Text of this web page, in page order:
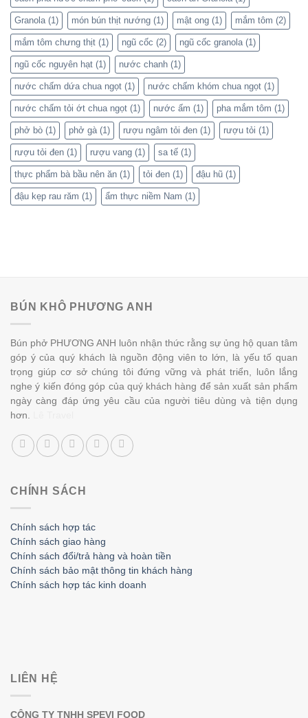
Granola(1) món bún thịt nướng (1) mật ong (1) mắm tôm (2)
mắm tôm chưng thịt (1) ngũ cốc (2) ngũ cốc granola(1)
ngũ cốc nguyên hạt (1) nước chanh (1)
nước chấm dứa chua ngọt (1) nước chấm khóm chua ngọt (1)
nước chấm tỏi ớt chua ngọt (1) nước ấm (1) pha mắm tôm (1)
phở bò (1) phở gà(1) rượu ngâm tỏi đen (1) rượu tỏi (1)
rượu tỏi đen (1) rượu vang (1) sa tế (1)
thực phẩm bà bầu nên ăn (1) tỏi đen (1) đậu hũ (1)
đậu kẹp rau răm (1) ẩm thực niềm Nam (1)
BÚN KHÔ PHƯƠNG ANH
Bún phở PHƯƠNG ANH luôn nhận thức rằng sự ủng hộ quan tâm
góp ý của quý khách là nguồn động viên to lớn, là yếu tố quan
trọng giúp cơ sở chúng tôi đứng vững và phát triển, luôn lắng
nghe ý kiến đóng góp của quý khách hàng để sản xuất sản phẩm
ngày càng đáp ứng yêu cầu của người tiêu dùng và tiện dụng
hơn.
CHÍNH SÁCH
Chính sách hợp tác
Chính sách giao hàng
Chính sách đổi/trả hàng và hoàn tiền
Chính sách bảo mật thông tin khách hàng
Chính sách hợp tác kinh doanh
LIÊN HỆ
CÔNG TY TNHH SPEVI FOOD